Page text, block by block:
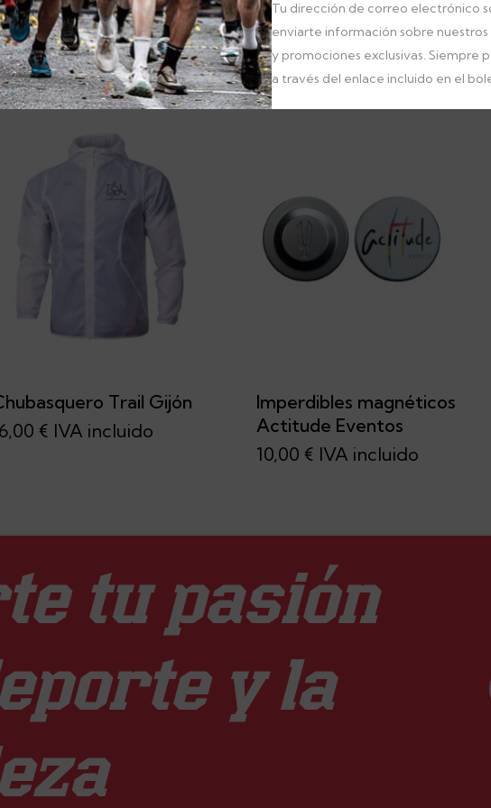
Trail Gijón
€ IVA incluido
Imperdibles magnéticos
Actitude Eventos
10,00 € IVA incluido
tu pasión
y la
Tu dirección de correo electrónico
enviarte información sobre
y promociones exclusivas. Siempre
a través del enlace incluido en el